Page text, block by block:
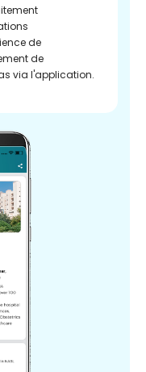
de
de
via l'application.